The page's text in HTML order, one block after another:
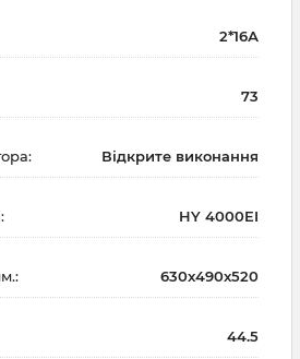
2*16А
73
Відкрите виконання
HY 4000EI
630x490x520
44.5